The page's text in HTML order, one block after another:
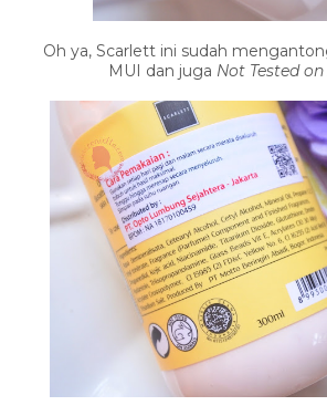
Oh ya, Scarlett ini sudah
MUI dan juga Not Tested